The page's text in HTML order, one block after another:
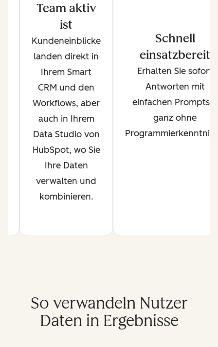
Team aktiv
ist
Kundeneinblicke
landen direkt in
Ihrem Smart
CRM und den
Workflows, aber
auch in Ihrem
Data Studio von
HubSpot, wo Sie
Ihre Daten
verwalten und
kombinieren.
Schnell
einsatzbereit
Erhalten Sie sofort
Antworten mit
einfachen Prompts –
ganz ohne
So verwandeln Nutzer
Daten in Ergebnisse